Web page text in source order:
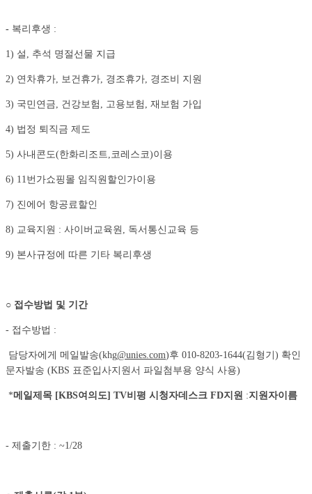
- 복리후생 :
1) 설, 추석 명절선물 지급
2) 연차휴가, 보건휴가, 경조휴가, 경조비 지원
3) 국민연금, 건강보험, 고용보험, 재보험 가입
4) 법정 퇴직금 제도
5) 사내콘도(한화리조트,코레스코)이용
6) 11번가쇼핑몰 임직원할인가이용
7) 진에어 항공료할인
8) 교육지원 : 사이버교육원, 독서통신교육 등
9) 본사규정에 따른 기타 복리후생
○ 접수방법 및 기간
- 접수방법 :
담당자에게 메일발송(khg@unies.com)후 010-8203-1644(김형기) 확인
문자발송 (KBS 표준입사지원서 파일첨부용 양식 사용)
*메일제목 [KBS여의도] TV비평 시청자데스크 FD지원 :지원자이름
- 제출기한 : ~1/28